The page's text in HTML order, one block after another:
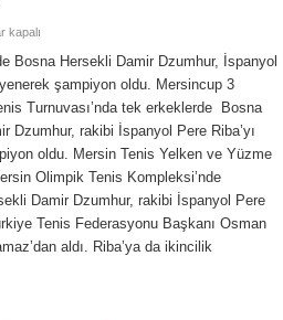
kapalı
Bosna Hersekli Damir Dzumhur, İspanyol
yenerek şampiyon oldu. Mersincup 3
Turnuvası’nda tek erkeklerde Bosna
Dzumhur, rakibi İspanyol Pere Riba’yı
oldu. Mersin Tenis Yelken ve Yüzme
Olimpik Tenis Kompleksi’nde
Damir Dzumhur, rakibi İspanyol Pere
Tenis Federasyonu Başkanı Osman
aldı. Riba’ya da ikincilik